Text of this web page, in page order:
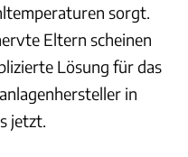
sorgt.
Eltern scheinen
Lösung für das
in
jetzt.